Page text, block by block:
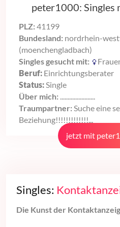
peter1000: Singles
PLZ: 41199
Bundesland: nordrhein-
(moenchengladbach)
Singles gesucht mit:
Beruf: Einrichtungsberater
Status: Single
Über mich:
Traumpartner: Suche eine
Beziehung!!!!!!!!!!!!!...
jetzt mit
Singles:
Die Kunst der